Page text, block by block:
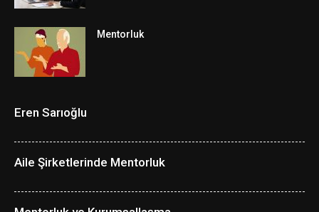
Mentorluk
Eren Sarıoğlu
Aile Şirketlerinde Mentorluk